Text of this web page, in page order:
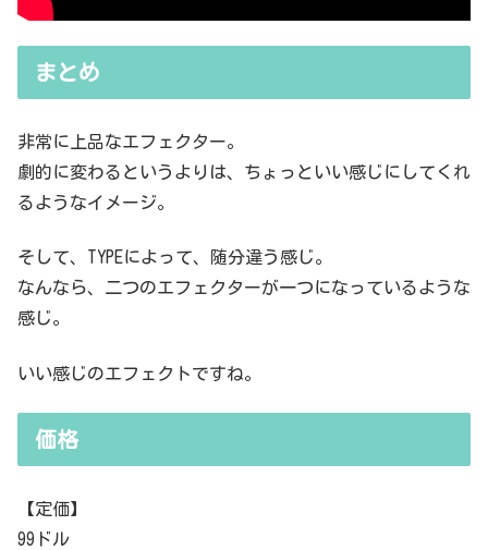
まとめ
非常に上品なエフェクター。
劇的に変わるというよりは、ちょっといい感じにしてくれ
るようなイメージ。
そして、TYPEによって、随分違う感じ。
なんなら、二つのエフェクターが一つになっているような
感じ。
いい感じのエフェクトですね。
価格
【定価】
99ドル